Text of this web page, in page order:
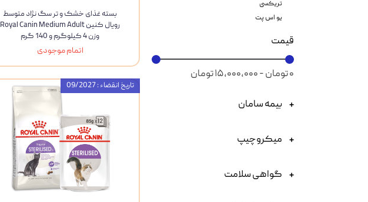
بسته غذای خشک و تر سگ نژاد متوسط
رویال کنین Royal Canin Medium Adult
وزن 4 کیلوگرم و 140 گرم
اتمام موجودی
تاریخ انقضاء : 09/2027
تریکسی
یو اس پت
قیمت
۰ تومان - ۱۵,۰۰۰,۰۰۰ تومان
بیمه سامان
میکروچیپ
گواهی سلامت